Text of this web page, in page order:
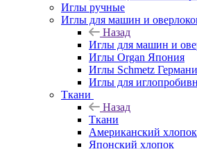
Иглы ручные
Иглы для машин и
Назад
Иглы для машин и
Иглы Organ Япония
Иглы Schmetz
Иглы для
Ткани
Назад
Ткани
Американский хлопок
Японский хлопок